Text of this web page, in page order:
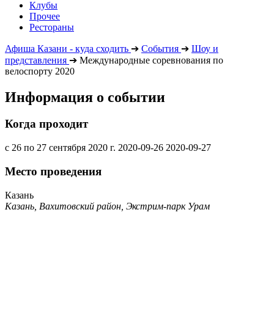
Клубы
Прочее
Рестораны
Афиша Казани - куда сходить ➔ События ➔ Шоу и
представления ➔ Международные соревнования по
велоспорту 2020
Информация о событии
Когда проходит
с 26 по 27 сентября 2020 г. 2020-09-26 2020-09-27
Место проведения
Казань
Казань, Вахитовский район, Экстрим-парк Урам